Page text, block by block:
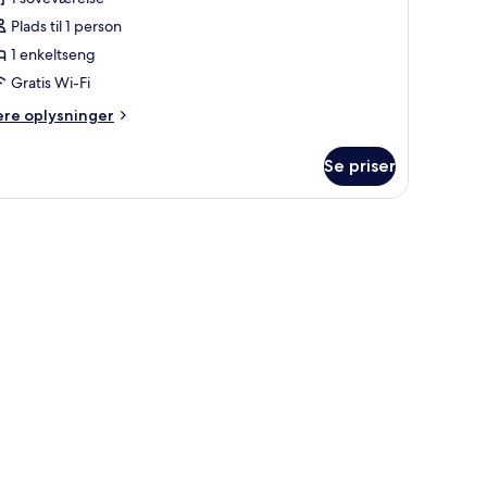
Plads til 1 person
1 enkeltseng
Gratis Wi-Fi
oplysninger
Se priser
skrivebord